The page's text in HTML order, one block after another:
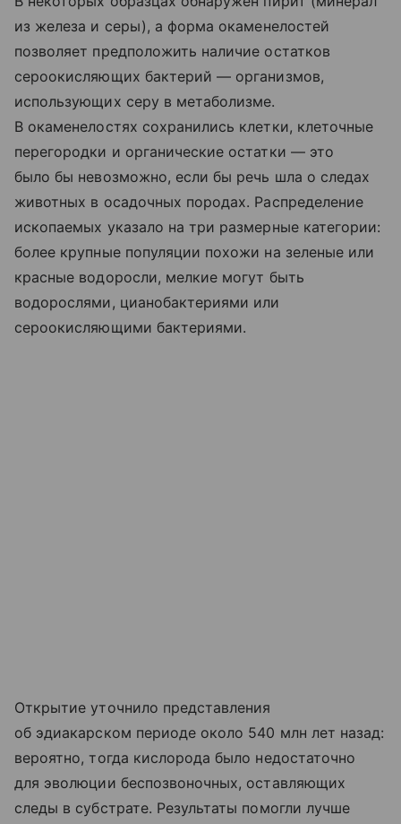
из железа и серы), а форма окаменелостей
позволяет предположить наличие остатков
сероокисляющих бактерий — организмов,
использующих серу в метаболизме.
В окаменелостях сохранились клетки, клеточные
перегородки и органические остатки — это
было бы невозможно, если бы речь шла о следах
животных в осадочных породах. Распределение
ископаемых указало на три размерные категории:
более крупные популяции похожи на зеленые или
красные водоросли, мелкие могут быть
водорослями, цианобактериями или
сероокисляющими бактериями.
Открытие уточнило представления
об эдиакарском периоде около 540 млн лет назад:
вероятно, тогда кислорода было недостаточно
для эволюции беспозвоночных, оставляющих
следы в субстрате. Результаты помогли лучше